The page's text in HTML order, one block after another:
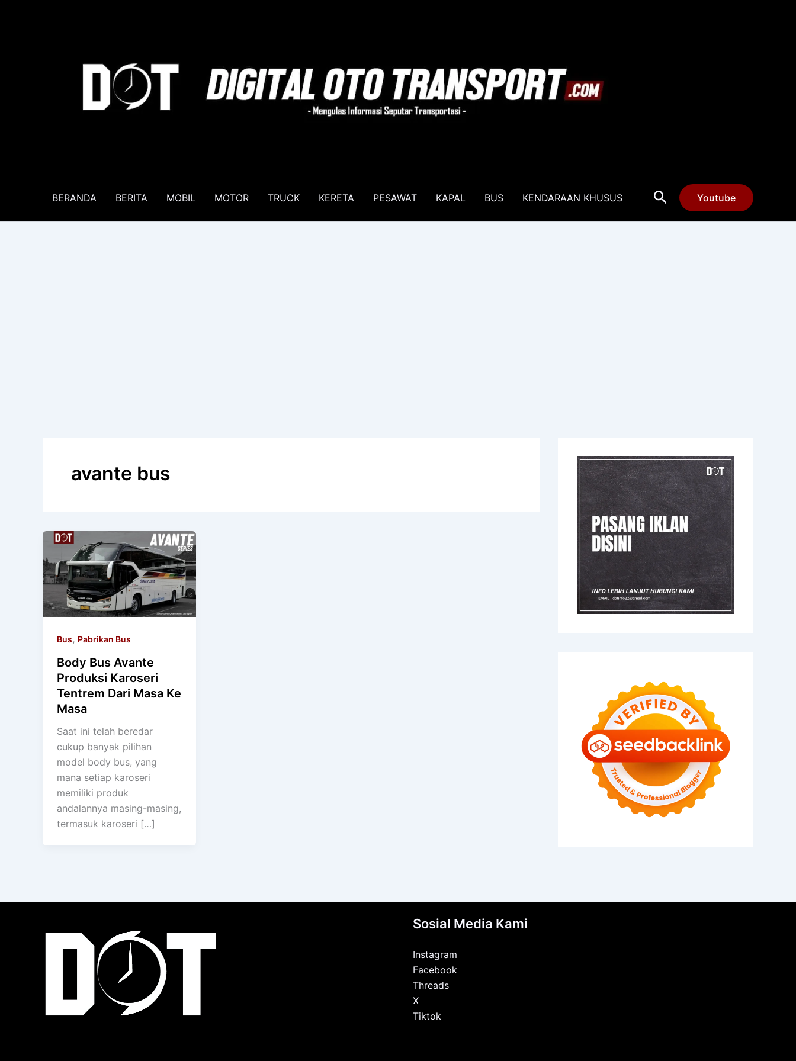
BERANDA BERITA MOBIL MOTOR TRUCK KERETA PESAWAT KAPAL BUS KENDARAAN KHUSUS Cari Youtube
avante bus
Bus, Pabrikan Bus
Body Bus Avante
Produksi Karoseri
Tentrem Dari Masa Ke
Masa
Saat ini telah beredar
cukup banyak pilihan
model body bus, yang
mana setiap karoseri
memiliki produk
andalannya masing-masing,
termasuk karoseri […]
Sosial Media Kami
Instagram
Facebook
Threads
X
Tiktok